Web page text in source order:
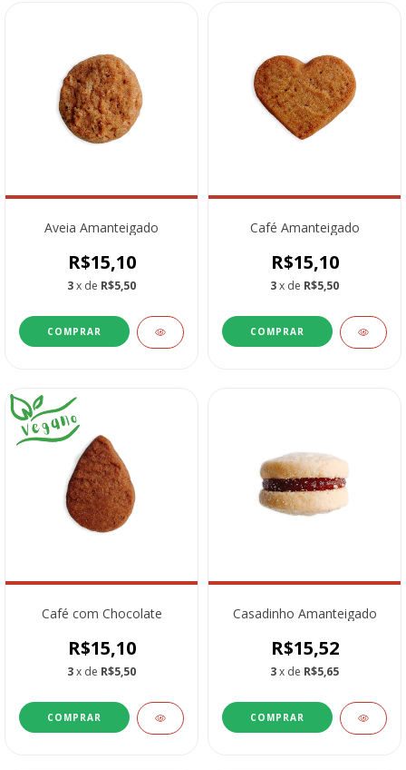
Aveia Amanteigado
R$15,10
3x de R$5,50
COMPRAR
Café Amanteigado
R$15,10
3x de R$5,50
COMPRAR
Café com Chocolate
R$15,10
3x de R$5,50
COMPRAR
Casadinho Amanteigado
R$15,52
3x de R$5,65
COMPRAR